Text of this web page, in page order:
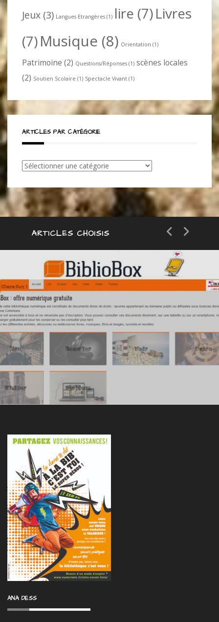
Jeux (3) Langues Etrangères (1) lire (7)Livres
(7)Musique (8) Orientation (1)
Patrimoine (2) Questions/Réponses (1) scènes locales
(2) Soutien Scolaire (1) Spectacle Vivant (1)
ARTICLES PAR CATÉGORIE
Articles
catégorie
ARTICLES CHOISIS
ANA DESS